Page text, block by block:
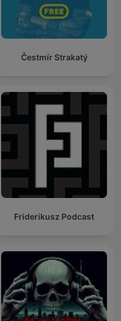
Čestmír Strakatý
Friderikusz Podcast